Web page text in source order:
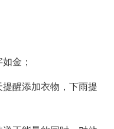
金；
醒添加衣物，下雨提